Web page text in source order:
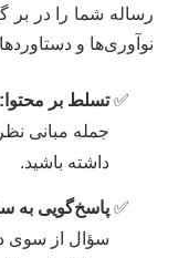
رساله شما را در بر
نوآوری‌ها و
تسلط بر محتوا:
جمله مبانی
داشته باشید.
پاسخ‌گویی به
سؤال از سوی